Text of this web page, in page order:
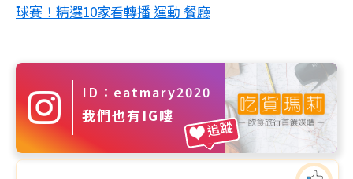
球賽！精選10家看轉播 運動 餐廳
ID：eatmary2020
我們也有IG嘍
追蹤